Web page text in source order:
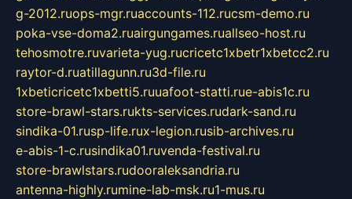
g-2012.ruops-mgr.ruaccounts-112.rucsm-demo.ru
poka-vse-doma2.ruairgungames.ruallseo-host.ru
tehosmotre.ruvarieta-yug.rucricetc1xbetr1xbetcc2.ru
raytor-d.ruatillagunn.ru3d-file.ru
1xbeticricetc1xbetti5.ruuafoot-statti.rue-abis1c.ru
store-brawl-stars.rukts-services.rudark-sand.ru
sindika-01.rusp-life.rux-legion.rusib-archives.ru
e-abis-1-c.rusindika01.ruvenda-festival.ru
store-brawlstars.rudooraleksandria.ru
antenna-highly.rumine-lab-msk.ru1-mus.ru